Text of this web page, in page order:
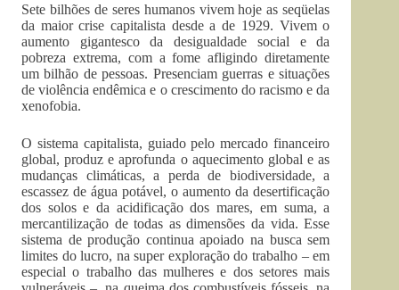
Sete bilhões de seres humanos vivem hoje as seqüelas
da maior crise capitalista desde a de 1929. Vivem o
aumento gigantesco da desigualdade social e da
pobreza extrema, com a fome afligindo diretamente
um bilhão de pessoas. Presenciam guerras e situações
de violência endêmica e o crescimento do racismo e da
xenofobia.
O sistema capitalista, guiado pelo mercado financeiro
global, produz e aprofunda o aquecimento global e as
mudanças climáticas, a perda de biodiversidade, a
escassez de água potável, o aumento da desertificação
dos solos e da acidificação dos mares, em suma, a
mercantilização de todas as dimensões da vida. Esse
sistema de produção continua apoiado na busca sem
limites do lucro, na super exploração do trabalho – em
especial o trabalho das mulheres e dos setores mais